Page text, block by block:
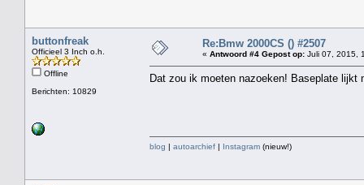
buttonfreak
Officieel 3 Inch o.h.
Offline
Berichten: 10829
Re:Bmw 2000CS () #2507
« Antwoord #4 Gepost op: Juli 07, 2015,
Dat zou ik moeten nazoeken! Baseplate lijkt
blog | autoarchief | Instagram (nieuw!)